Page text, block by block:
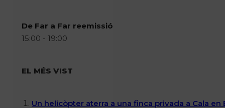
De Far a Far reemissió
15:00 - 19:00
EL MÉS VIST
Un helicòpter aterra a una finca privada a Cala